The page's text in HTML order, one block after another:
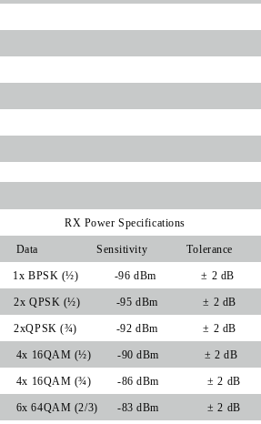
RX Power Specifications
Data Sensitivity Tolerance
1x BPSK (½) -96 dBm ± 2 dB
2x QPSK (½) -95 dBm ± 2 dB
2xQPSK (¾) -92 dBm ± 2 dB
4x 16QAM (½) -90 dBm ± 2 dB
4x 16QAM (¾) -86 dBm ± 2 dB
6x 64QAM (2/3) -83 dBm ± 2 dB